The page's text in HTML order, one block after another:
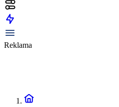
Reklama